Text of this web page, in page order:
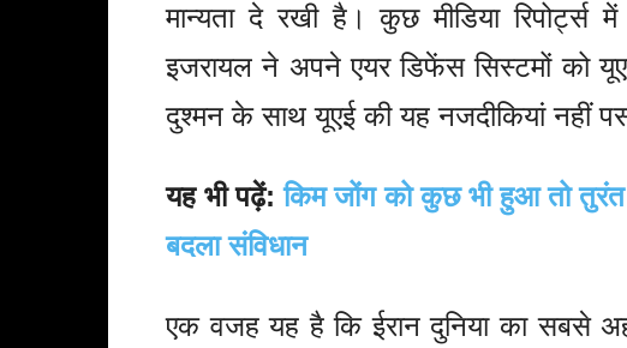
मान्यता दे रखी है। कुछ मीडिया रिपोर्ट्स
इजरायल ने अपने एयर डिफेंस सिस्टमों को
दुश्मन के साथ यूएई की यह नजदीकियां नहीं
यह भी पढ़ें:किम जोंग को कुछ भी हुआ तो तुरंत
बदला संविधान
एक वजह यह है कि ईरान दुनिया का सबसे